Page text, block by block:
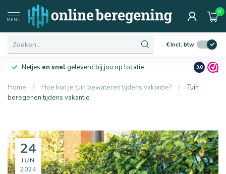
MENU
0
€Incl. btw
Netjes en snelgeleverd bij jou op locatie Ruim10
9.0
Home / Hoe kun je tuin bewateren tijdens vakantie? /
Tuin
beregenen tijdens vakantie
24
JUN
2024